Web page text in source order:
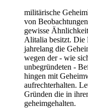
militärische
von
gewisse
Alitalia besitzt. Die
jahrelang die
wegen der - wie
unbegründeten -
hingen mit
aufrechterhalten.
Gründen die in
geheimgehalten.